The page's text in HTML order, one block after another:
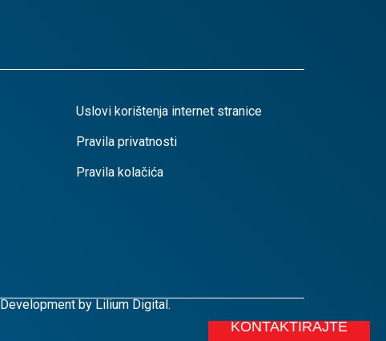
Uslovi korištenja internet stranice
Pravila privatnosti
Pravila kolačića
Development by Lilium Digital.
KONTAKTIRAJTE